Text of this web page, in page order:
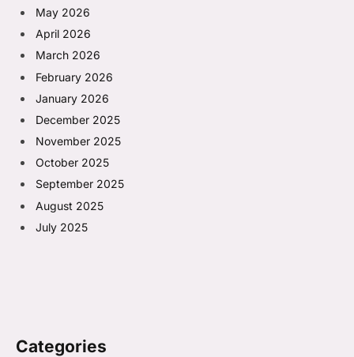
May 2026
April 2026
March 2026
February 2026
January 2026
December 2025
November 2025
October 2025
September 2025
August 2025
July 2025
Categories